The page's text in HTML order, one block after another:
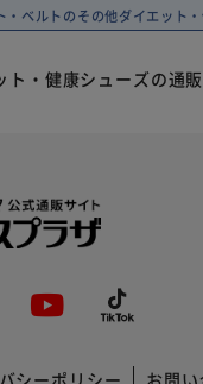
・ベルトのその他ダイエット
ト・健康シューズの通販